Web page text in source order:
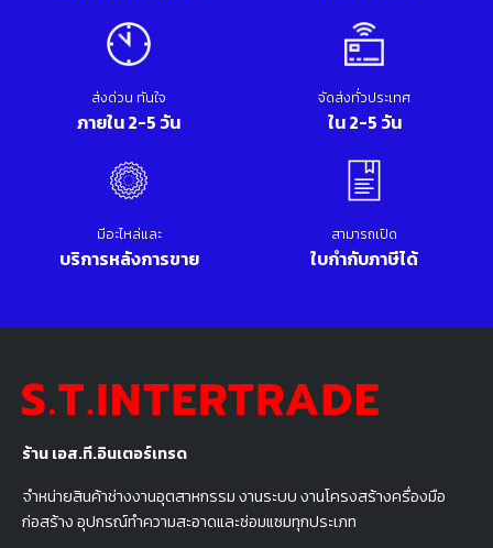
ร้าน เอส.ที.อินเตอร์เทรด
จำหน่ายสินค้าช่างงานอุตสาหกรรม งานระบบ งานโครงสร้างครื่องมือ
ก่อสร้าง อุปกรณ์ทำความสะอาดและซ่อมแซมทุกประเภท
ส่งด่วน ทันใจ
ภายใน 2-5 วัน
จัดส่งทั่วประเทศ
ใน 2-5 วัน
มีอะไหล่และ
บริการหลังการขาย
สามารถเปิด
ใบกำกับภาษีได้